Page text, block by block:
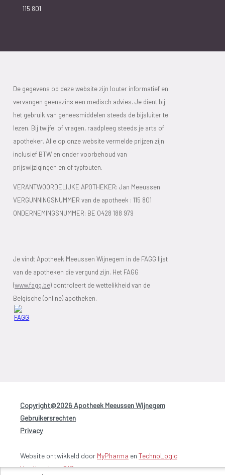
115 801
De gegevens op deze website zijn louter informatief en
vervangen geenszins een medisch advies. Je dient bij
het gebruik van geneesmiddelen steeds de bijsluiter te
lezen. Bij twijfel of vragen, raadpleeg steeds je arts of
apotheker. Alle op onze website vermelde prijzen zijn
inclusief BTW en onder voorbehoud van
prijswijzigingen en of typfouten.
VERANTWOORDELIJKE APOTHEKER: Jan Meeussen
VERGUNNINGSNUMMER van de apotheek : 115 801
ONDERNEMINGSNUMMER: BE 0428 188 979
Je vindt Apotheek Meeussen Wijnegem in de FAGG lijst
van de apotheken die vergund zijn. Het FAGG
(www.fagg.be) controleert de wettelikheid van de
Belgische (online) apotheken.
Copyright@2026 Apotheek Meeussen Wijnegem
Gebruikersrechten
Privacy-
Website ontwikkeld door MyPharma en TechnoLogic
Hosting door @iPower